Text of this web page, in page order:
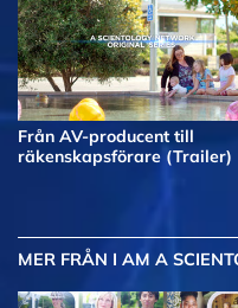
Från AV-producent till
räkenskapsförare (Trailer)
MER FRÅN I AM A